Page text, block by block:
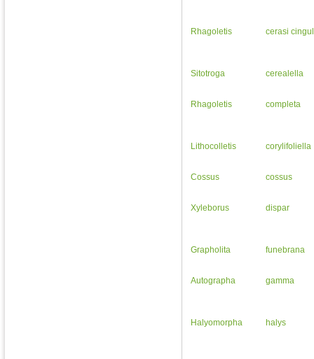
Rhagoletis cerasi
Sitotroga cerealella
Rhagoletis completa
Lithocolletis corylifoliella
Cossus cossus
Xyleborus dispar
Grapholita funebrana
Autographa gamma
Halyomorpha halys